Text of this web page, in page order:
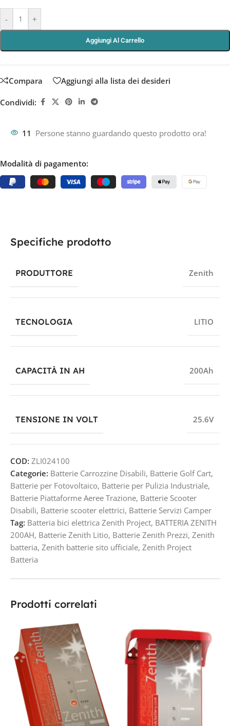
- +
Aggiungi Al Carrello
Compara Aggiungi alla lista dei desideri
Condividi:
11 Persone stanno guardando questo prodotto ora!
Modalità di pagamento:
Specifiche prodotto
PRODUTTORE Zenith
TECNOLOGIA LITIO
CAPACITÀ IN AH 200Ah
TENSIONE IN VOLT 25.6V
COD: ZLI024100
Categorie: Batterie Carrozzine Disabili, Batterie Golf Cart,
Batterie per Fotovoltaico, Batterie per Pulizia Industriale,
Batterie Piattaforme Aeree Trazione, Batterie Scooter
Disabili, Batterie scooter elettrici, Batterie Servizi Camper
Tag: Batteria bici elettrica Zenith Project, BATTERIA ZENITH
200AH, Batterie Zenith Litio, Batterie Zenith Prezzi, Zenith
batteria, Zenith batterie sito ufficiale, Zenith Project
Batteria
Prodotti correlati